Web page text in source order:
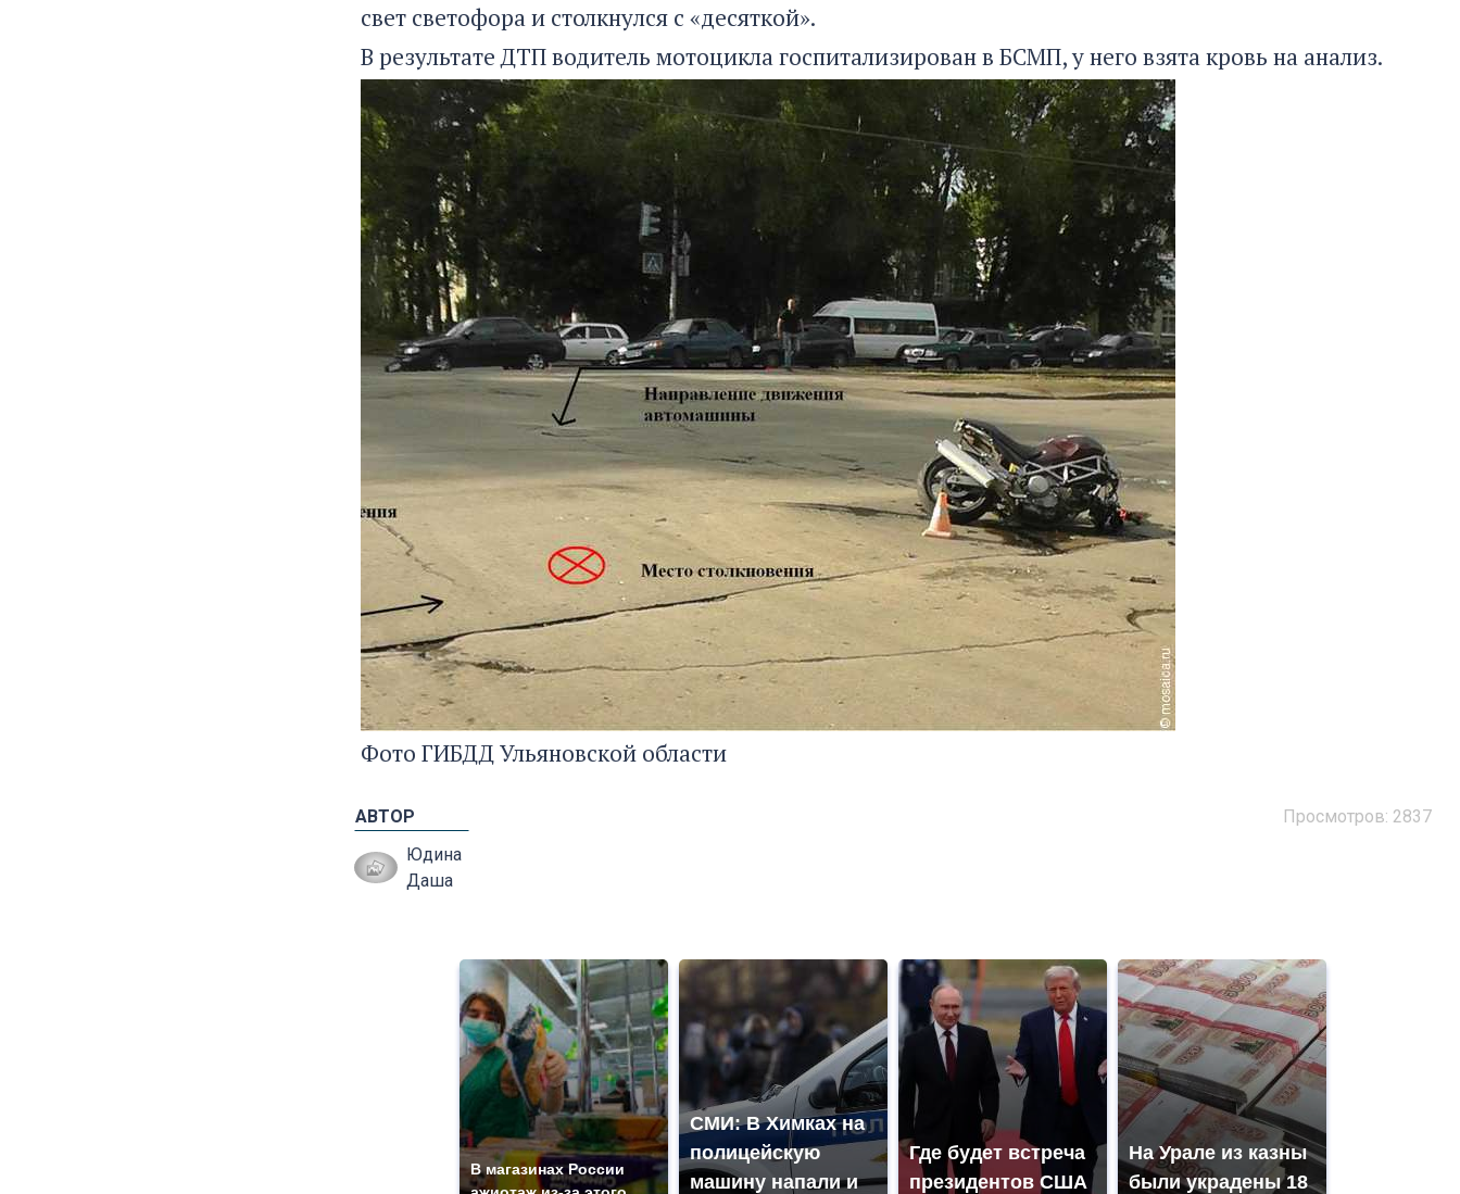
свет светофора и столкнулся с «десяткой».
В результате ДТП водитель мотоцикла госпитализирован в БСМП, у него взята кровь на анализ.
Фото ГИБДД Ульяновской области
Просмотров: 2837
АВТОР
Юдина
Даша
В магазинах России
СМИ: В Химках на
полицейскую
машину напали и
Где будет встреча
президентов США
На Урале из казны
были украдены 18